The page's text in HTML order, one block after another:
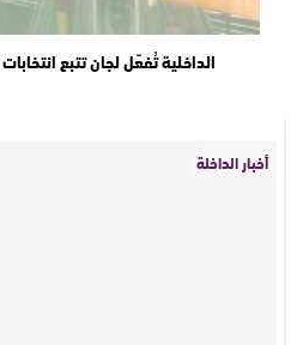
الداخلية تُفعّل لجان تتبع انتخابات 2026 لضمان نزاهة الاقتراع
أخبار الداخلة